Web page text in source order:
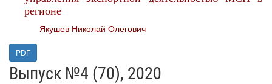
регионе
Якушев Николай Олегович
PDF
Выпуск №4 (70), 2020